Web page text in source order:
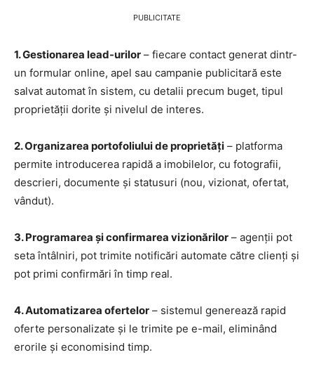
PUBLICITATE
1. Gestionarea lead-urilor – fiecare contact generat dintr-
un formular online, apel sau campanie publicitară este
salvat automat în sistem, cu detalii precum buget, tipul
proprietății dorite și nivelul de interes.
2. Organizarea portofoliului de proprietăți – platforma
permite introducerea rapidă a imobilelor, cu fotografii,
descrieri, documente și statusuri (nou, vizionat, ofertat,
vândut).
3. Programarea și confirmarea vizionărilor – agenții pot
seta întâlniri, pot trimite notificări automate către clienți și
pot primi confirmări în timp real.
4. Automatizarea ofertelor – sistemul generează rapid
oferte personalizate și le trimite pe e-mail, eliminând
erorile și economisind timp.